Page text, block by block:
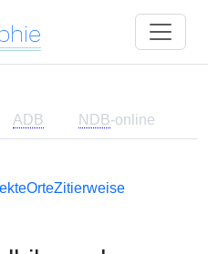
ADB NDB-online
OrteZitierweise